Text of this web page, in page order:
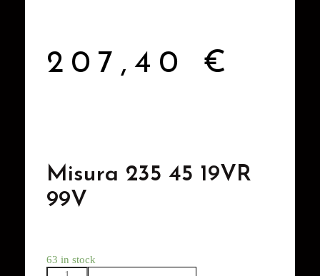
207,40 €
Misura 235 45 19VR
99V
63 in stock